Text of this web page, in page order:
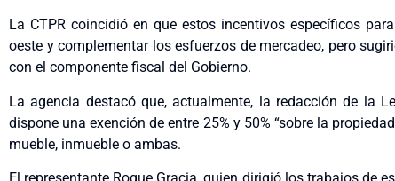
La CTPR coincidió en que estos incentivos específicos
oeste y complementar los esfuerzos de mercadeo, pero
con el componente fiscal del Gobierno.
La agencia destacó que, actualmente, la redacción de la
dispone una exención de entre 25% y 50% “sobre la
mueble, inmueble o ambas.